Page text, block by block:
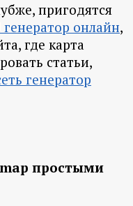
пригодятся
онлайн,
где карта
статьи,
генератор
простыми